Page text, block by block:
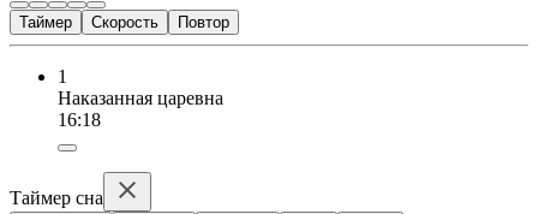
Таймер Скорость Повтор
1
Наказанная царевна
16:18
Таймер сна